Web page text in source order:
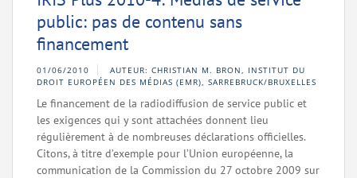
public: pas de contenu sans
financement
01/06/2010
AUTEUR: CHRISTIAN M. BRON, INSTITUT DU
DROIT EUROPÉEN DES MÉDIAS (EMR), SARREBRUCK/BRUXELLES
Le financement de la radiodiffusion de service public et
les exigences qui y sont attachées donnent lieu
régulièrement à de nombreuses déclarations officielles.
Citons, à titre d’exemple pour l’Union européenne, la
communication de la Commission du 27 octobre 2009 sur